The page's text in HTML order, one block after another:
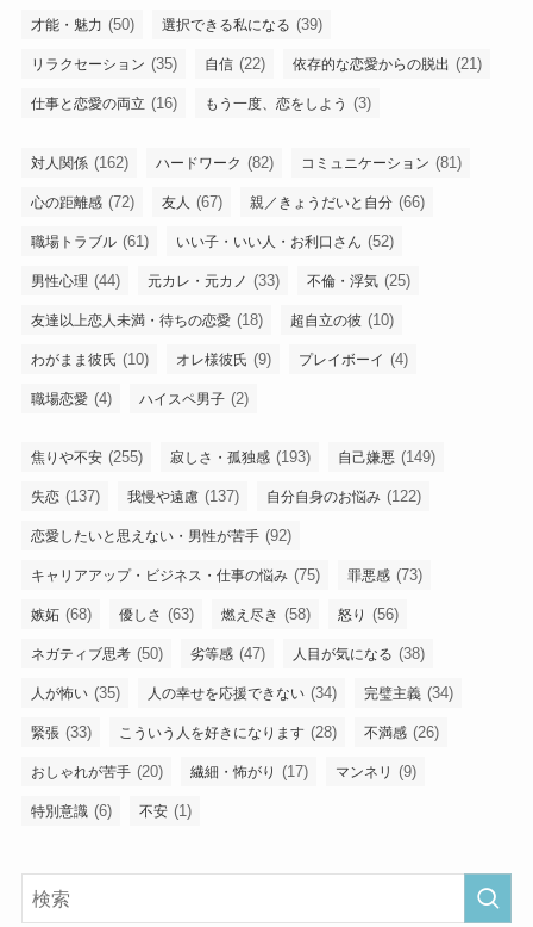
才能・魅力 (50) 選択できる私になる (39)
リラクセーション (35) 自信 (22) 依存的な恋愛からの脱出 (21)
仕事と恋愛の両立 (16) もう一度、恋をしよう (3)
対人関係 (162) ハードワーク (82) コミュニケーション (81)
心の距離感 (72) 友人 (67) 親／きょうだいと自分 (66)
職場トラブル (61) いい子・いい人・お利口さん (52)
男性心理 (44) 元カレ・元カノ (33) 不倫・浮気 (25)
友達以上恋人未満・待ちの恋愛 (18) 超自立の彼 (10)
わがまま彼氏 (10) オレ様彼氏 (9) プレイボーイ (4)
職場恋愛 (4) ハイスペ男子 (2)
焦りや不安 (255) 寂しさ・孤独感 (193) 自己嫌悪 (149)
失恋 (137) 我慢や遠慮 (137) 自分自身のお悩み (122)
恋愛したいと思えない・男性が苦手 (92)
キャリアアップ・ビジネス・仕事の悩み (75) 罪悪感 (73)
嫉妬 (68) 優しさ (63) 燃え尽き (58) 怒り (56)
ネガティブ思考 (50) 劣等感 (47) 人目が気になる (38)
人が怖い (35) 人の幸せを応援できない (34) 完璧主義 (34)
緊張 (33) こういう人を好きになります (28) 不満感 (26)
おしゃれが苦手 (20) 繊細・怖がり (17) マンネリ (9)
特別意識 (6) 不安 (1)